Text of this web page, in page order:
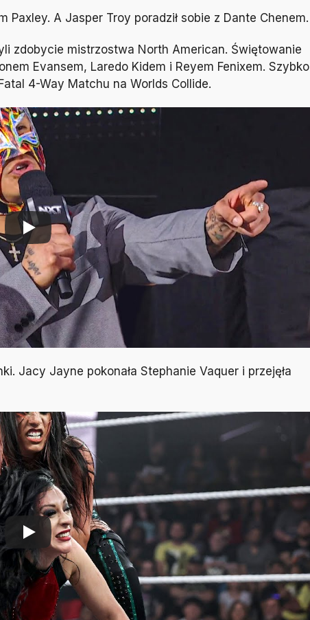
Paxley. A Jasper Troy poradził sobie z Dante Chenem.
zdobycie mistrzostwa North American. Świętowanie
Evansem, Laredo Kidem i Reyem Fenixem. Szybko
4-Way Matchu na Worlds Collide.
Jacy Jayne pokonała Stephanie Vaquer i przejęła